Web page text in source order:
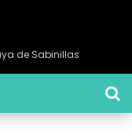
de Sabinillas